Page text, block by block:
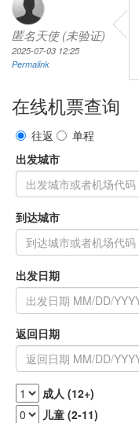
匿名天使 (未验证)
2025-07-03 12:25
Permalink
在线机票查询
往返
单程
出发城市
到达城市
出发日期
返回日期
成人 (12+)
儿童 (2-11)